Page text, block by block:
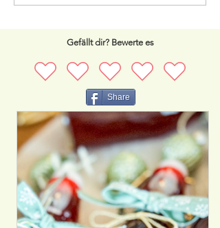
Gefällt dir? Bewerte es
Share